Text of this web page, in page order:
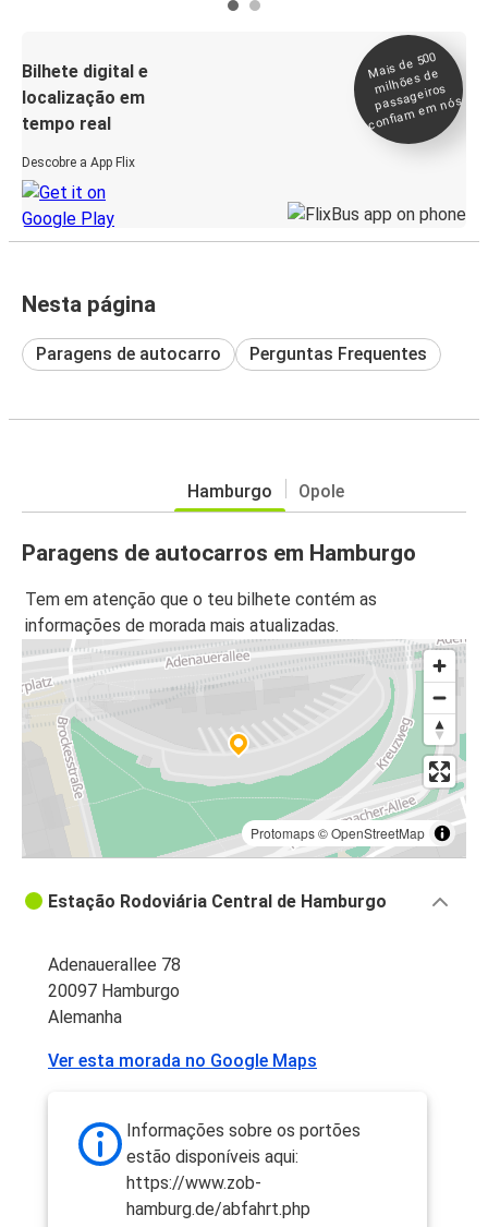
Bilhete digital e
localização em
tempo real
Descobre a App Flix
Mais de 500
milhões de
passageiros
confia
m e
m nós
Nesta página
Paragens de autocarro Perguntas Frequentes
Hamburgo Opole
Paragens de autocarros em Hamburgo
Tem em atenção que o teu bilhete contém as
informações de morada mais atualizadas.
Protomaps©OpenStreetMap
Estação Rodoviária Central de Hamburgo
Adenauerallee 78
20097 Hamburgo
Alemanha
Ver esta morada no Google Maps
Informações sobre os portões
estão disponíveis aqui:
https://www.zob-
hamburg.de/abfahrt.php